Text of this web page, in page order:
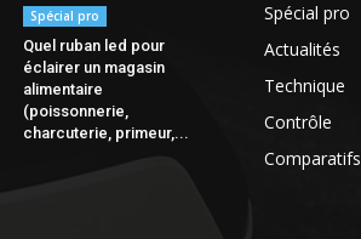
Spécial pro
Quel ruban led pour
éclairer un magasin
alimentaire
(poissonnerie,
charcuterie, primeur,...
Spécial pro
Actualités
Technique
Contrôle
Comparatifs